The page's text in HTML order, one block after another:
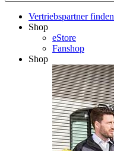
Vertriebspartner finden
Shop
eStore
Fanshop
Shop